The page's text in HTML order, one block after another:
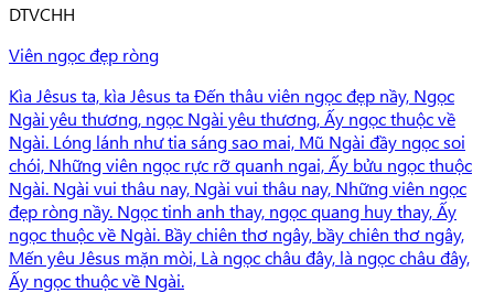
DTVCHH
Viên ngọc đẹp ròng
Kìa Jêsus ta, kìa Jêsus ta Đến thâu viên ngọc đẹp nầy, Ngọc
Ngài yêu thương, ngọc Ngài yêu thương, Ấy ngọc thuộc về
Ngài. Lóng lánh như tia sáng sao mai, Mũ Ngài đầy ngọc soi
chói, Những viên ngọc rực rỡ quanh ngai, Ấy bửu ngọc thuộc
Ngài. Ngài vui thâu nay, Ngài vui thâu nay, Những viên ngọc
đẹp ròng nầy. Ngọc tinh anh thay, ngọc quang huy thay, Ấy
ngọc thuộc về Ngài. Bầy chiên thơ ngây, bầy chiên thơ ngây,
Mến yêu Jêsus mặn mòi, Là ngọc châu đây, là ngọc châu đây,
Ấy ngọc thuộc về Ngài.